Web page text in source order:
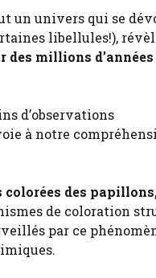
un univers qui se
libellules!),
des millions d’années
d’observations
à notre
colorées des
de coloration
par ce